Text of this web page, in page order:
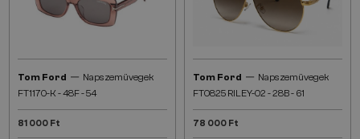
Tom Ford — Napszemüvegek
FT1170-K - 48F - 54
81 000 Ft
Tom Ford — Napszemüvegek
FT0825 RILEY-02 - 28B - 61
78 000 Ft